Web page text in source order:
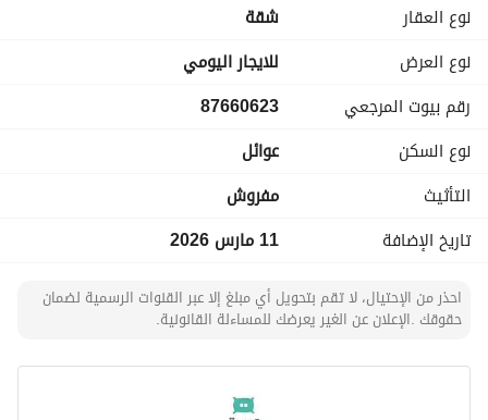
نوع العقار
شقة
نوع العرض
للايجار اليومي
رقم بيوت المرجعي
87660623
نوع السكن
عوائل
التأثيث
مفروش
تاريخ الإضافة
11 مارس 2026
احذر من الإحتيال، لا تقم بتحويل أي مبلغ إلا عبر القنوات الرسمية لضمان
حقوقك .الإعلان عن الغير يعرضك للمساءلة القانونية.